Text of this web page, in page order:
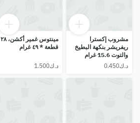
مشروب إكسترا
ريفريشر بنكهة البطيخ
والتوت 15.6 غرام
مينتوس غمير أكشن، ٢٨
قطعة * ٤٩ غرام
⁦د.ك1.500⁩